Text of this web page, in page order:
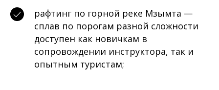
рафтинг по горной реке Мзымта —
сплав по порогам разной сложности
доступен как новичкам в
сопровождении инструктора, так и
опытным туристам;